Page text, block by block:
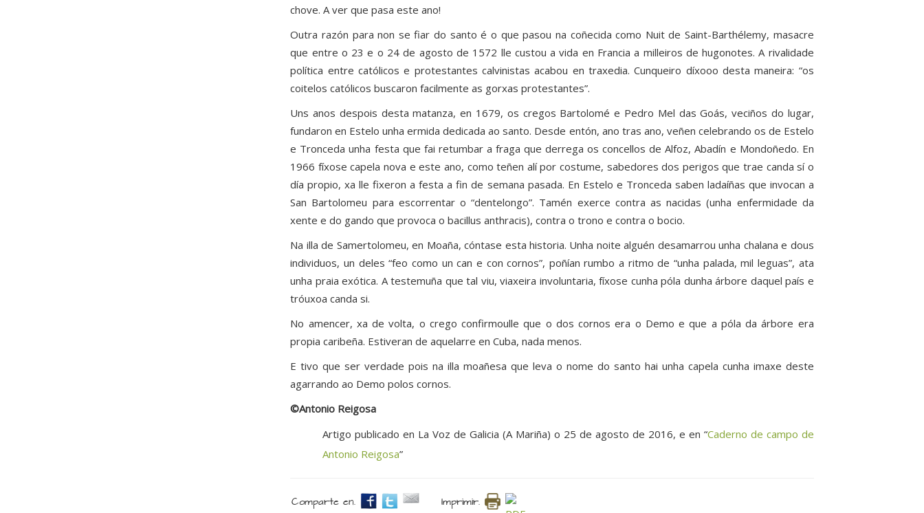
chove. A ver que pasa este ano!
Outra razón para non se fiar do santo é o que pasou na coñecida como Nuit de Saint-Barthélemy, masacre
que entre o 23 e o 24 de agosto de 1572 lle custou a vida en Francia a milleiros de hugonotes. A rivalidade
política entre católicos e protestantes calvinistas acabou en traxedia. Cunqueiro díxooo desta maneira: “os
coitelos católicos buscaron facilmente as gorxas protestantes”.
Uns anos despois desta matanza, en 1679, os cregos Bartolomé e Pedro Mel das Goás, veciños do lugar,
fundaron en Estelo unha ermida dedicada ao santo. Desde entón, ano tras ano, veñen celebrando os de Estelo
e Tronceda unha festa que fai retumbar a fraga que derrega os concellos de Alfoz, Abadín e Mondoñedo. En
1966 fíxose capela nova e este ano, como teñen alí por costume, sabedores dos perigos que trae canda sí o
día propio, xa lle fixeron a festa a fin de semana pasada. En Estelo e Tronceda saben ladaíñas que invocan a
San Bartolomeu para escorrentar o “dentelongo”. Tamén exerce contra as nacidas (unha enfermidade da
xente e do gando que provoca o bacillus anthracis), contra o trono e contra o bocio.
Na illa de Samertolomeu, en Moaña, cóntase esta historia. Unha noite alguén desamarrou unha chalana e dous
individuos, un deles “feo como un can e con cornos”, poñían rumbo a ritmo de “unha palada, mil leguas”, ata
unha praia exótica. A testemuña que tal viu, viaxeira involuntaria, fíxose cunha póla dunha árbore daquel país e
tróuxoa canda si.
No amencer, xa de volta, o crego confirmoulle que o dos cornos era o Demo e que a póla da árbore era
propia caribeña. Estiveran de aquelarre en Cuba, nada menos.
E tivo que ser verdade pois na illa moañesa que leva o nome do santo hai unha capela cunha imaxe deste
agarrando ao Demo polos cornos.
©Antonio Reigosa
Artigo publicado en La Voz de Galicia (A Mariña) o 25 de agosto de 2016, e en “Caderno de campo de
Antonio Reigosa”
Comparte en. Imprimir.